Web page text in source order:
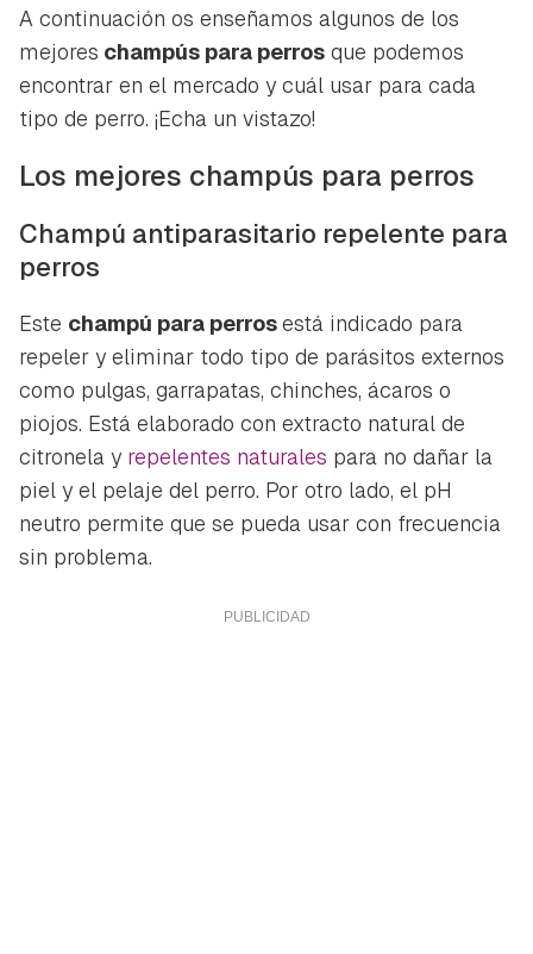
iniciar sesión con tu cuenta de Hogarmanía.
INICIAR SESIÓN CANCELAR
A continuación os enseñamos algunos de los
mejores champús para perros que podemos
encontrar en el mercado y cuál usar para cada
tipo de perro. ¡Echa un vistazo!
Los mejores champús para perros
Champú antiparasitario repelente para
perros
Este champú para perrosestá indicado para
repeler y eliminar todo tipo de parásitos externos
como pulgas, garrapatas, chinches, ácaros o
piojos. Está elaborado con extracto natural de
citronela y repelentes naturales para no dañar la
piel y el pelaje del perro. Por otro lado, el pH
neutro permite que se pueda usar con frecuencia
sin problema.
ACEPTAR